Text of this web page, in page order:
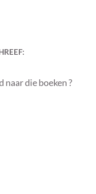
naar die boeken ?